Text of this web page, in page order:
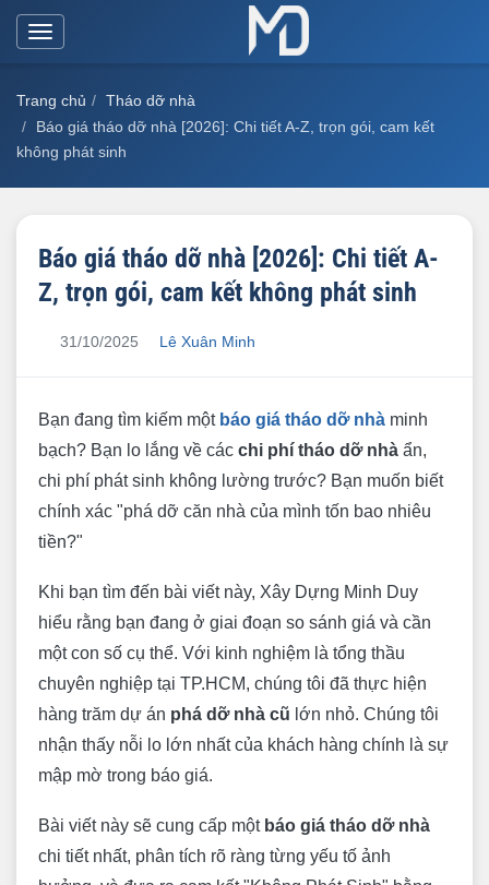
Toggle
Trang chủ
Tháo dỡ nhà
Báo giá tháo dỡ nhà [2026]: Chi tiết A-Z, trọn gói, cam kết
không phát sinh
Báo giá tháo dỡ nhà [2026]: Chi tiết A-
Z, trọn gói, cam kết không phát sinh
31/10/2025 Lê Xuân Minh
Bạn đang tìm kiếm một báo giá tháo dỡ nhà minh
bạch? Bạn lo lắng về các chi phí tháo dỡ nhà ẩn,
chi phí phát sinh không lường trước? Bạn muốn biết
chính xác "phá dỡ căn nhà của mình tốn bao nhiêu
tiền?"
Khi bạn tìm đến bài viết này, Xây Dựng Minh Duy
hiểu rằng bạn đang ở giai đoạn so sánh giá và cần
một con số cụ thể. Với kinh nghiệm là tổng thầu
chuyên nghiệp tại TP.HCM, chúng tôi đã thực hiện
hàng trăm dự án phá dỡ nhà cũ lớn nhỏ. Chúng tôi
nhận thấy nỗi lo lớn nhất của khách hàng chính là sự
mập mờ trong báo giá.
Bài viết này sẽ cung cấp một báo giá tháo dỡ nhà
chi tiết nhất, phân tích rõ ràng từng yếu tố ảnh